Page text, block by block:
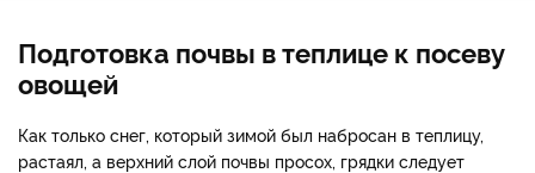
Подготовка почвы в теплице к посеву
овощей
Как только снег, который зимой был набросан в теплицу,
растаял, а верхний слой почвы просох, грядки следует